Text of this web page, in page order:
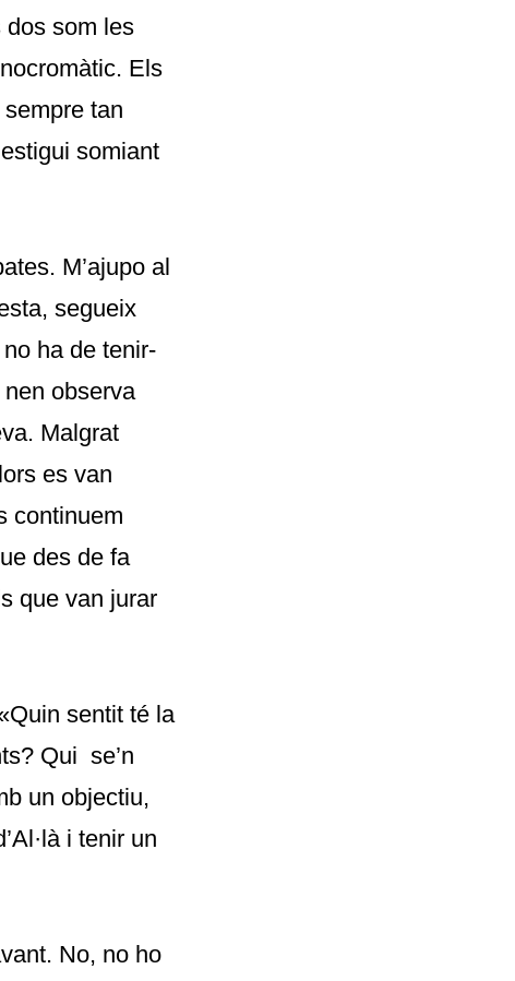
dos som les
Els
tan
somiant
M’ajupo al
segueix
ha de tenir-
observa
Malgrat
es van
continuem
des de fa
que van jurar
sentit té la
Qui se’n
un objectiu,
i tenir un
No, no ho